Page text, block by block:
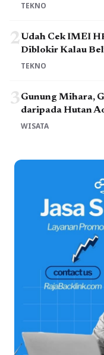
TEKNO
2Udah Cek IMEI
Diblokir Kalau
TEKNO
3Gunung Mihara,
daripada Hutan
WISATA